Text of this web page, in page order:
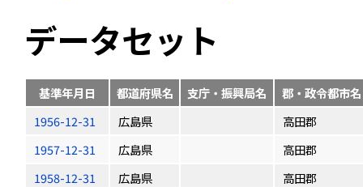
データセット
基準年月日 都道府県名 支庁・振興局名
郡・政令都市名
1956-12-31
広島県
高田郡
1957-12-31
広島県
高田郡
1958-12-31
広島県
高田郡